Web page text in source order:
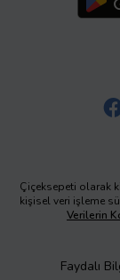
Çiçeksepeti olarak
kişisel veri işleme
Verilerin
Faydalı